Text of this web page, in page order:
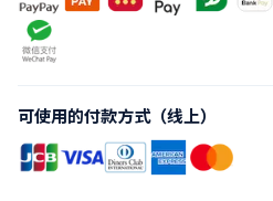
可使用的付款方式（线上）